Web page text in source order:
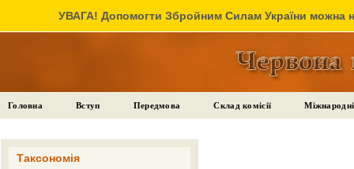
УВАГА! Допомогти Збройним Силам України можна
Головна Вступ Передмова Склад комісії
Таксономія